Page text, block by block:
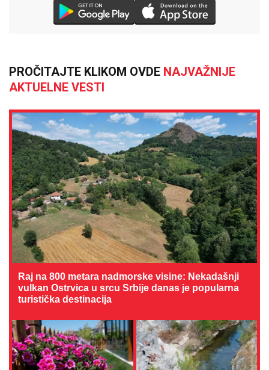
PROČITAJTE KLIKOM OVDE NAJVAŽNIJE
AKTUELNE VESTI
Raj na 800 metara nadmorske visine: Nekadašnji
vulkan Ostrvica u srcu Srbije danas je popularna
turistička destinacija